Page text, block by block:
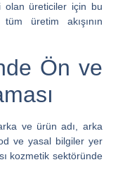
olan üreticiler için bu
üretim akışının
Ön ve
ve ürün adı, arka
ve yasal bilgiler yer
kozmetik sektöründe